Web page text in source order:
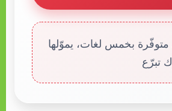
بخمس لغات، يموّلها
تبرّع